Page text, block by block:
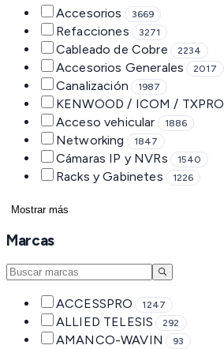
Accesorios 3669
Refacciones 3271
Cableado de Cobre 2234
Accesorios Generales 2017
Canalización 1987
KENWOOD / ICOM / TXPRO
Acceso vehicular 1886
Networking 1847
Cámaras IP y NVRs 1540
Racks y Gabinetes 1226
Mostrar más
Marcas
ACCESSPRO 1247
ALLIED TELESIS 292
AMANCO-WAVIN 93